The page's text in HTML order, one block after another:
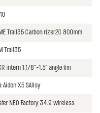
Trail35 Carbon rizer20 800mm
Trail35
intern 1.1/8"-1.5" angle lim
Aidon X5 SAlloy
NEO Factory 34.9 wireless